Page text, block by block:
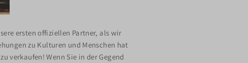
ersten offiziellen Partner, als wir
zu Kulturen und Menschen hat
verkaufen! Wenn Sie in der Gegend